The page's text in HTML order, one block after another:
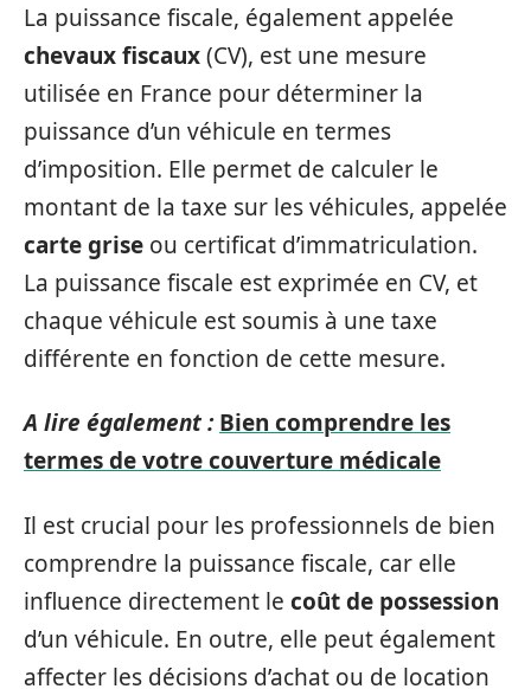
La puissance fiscale, également appelée
chevaux fiscaux(CV), est une mesure
utilisée en France pour déterminer la
puissance d’un véhicule en termes
d’imposition. Elle permet de calculer le
montant de la taxe sur les véhicules, appelée
carte grise ou certificat d’immatriculation.
La puissance fiscale est exprimée en CV, et
chaque véhicule est soumis à une taxe
différente en fonction de cette mesure.
A lire également : Bien comprendre les
termes de votre couverture médicale
Il est crucial pour les professionnels de bien
comprendre la puissance fiscale, car elle
influence directement le coût de possession
d’un véhicule. En outre, elle peut également
affecter les décisions d’achat ou de location